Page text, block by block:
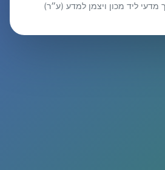
מדעי ליד מכון ויצמן למדע (ע״ר)